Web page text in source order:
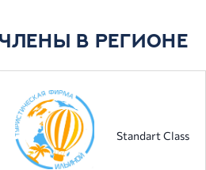
ЧЛЕНЫ В РЕГИОНЕ
Standart Class